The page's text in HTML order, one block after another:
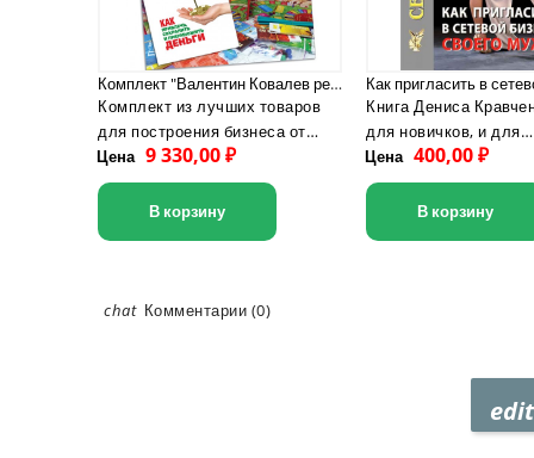
Комплект "Валентин Ковалев рекомендует о деньгах"
Комплект из лучших товаров
для построения бизнеса от
Валентина Ковалева.
Цена 9 330,00 ₽
В корзину
Книга Дениса
для новичков, и для
состоявшихся
вы найдете ответы на
почему муж вас не
как до него
женой и матерью.
хотите найти в муже
преданного и
Цена 400,00 ₽
В корзину
chat Комментарии (0)
edit